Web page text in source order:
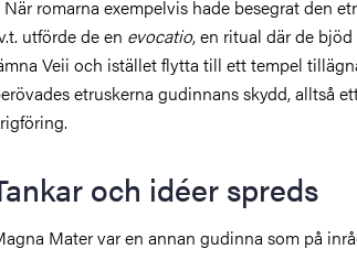
När romarna exempelvis hade besegrat den
utförde de en evocatio, en ritual där de
Veii och istället flytta till ett tempel
etruskerna gudinnans skydd, alltså
och idéer spreds
Mater var en annan gudinna som på